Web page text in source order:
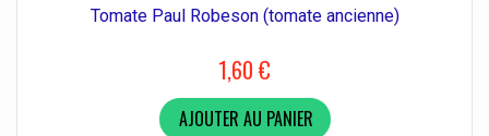
Tomate Paul Robeson (tomate ancienne)
1,60 €
AJOUTER AU PANIER